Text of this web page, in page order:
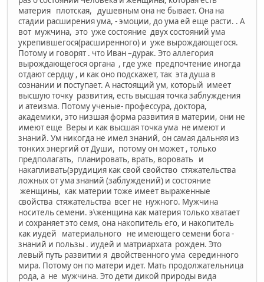
материя плотская, душевным она не бывает. Она на
стадии расширения ума, - эмоции, до ума ей еще расти. . А
вот мужчина, это уже состояние двух состояний ума
укрепившегося(расширенного) и уже вырождающегося.
Потому и говорят . что Иван –дурак. Это аллегория
вырождающегося органа , где уже предпочтение иногда
отдают сердцу , и как оно подскажет, так эта душа в
сознании и поступает. А настоящий ум, который имеет
высшую точку развития, есть высшая точка заблуждения
и атеизма. Потому ученые- профессура, доктора,
академики, это низшая форма развития в материи, они не
имеют еще Веры и как высшая точка ума не имеют и
знаний. Ум никогда не имел знаний, он самая дальняя из
тонких энергий от Души, потому он может , только
предполагать, планировать, врать, воровать и
накапливать(эрудиция как свой свойство стяжательства
ложных от ума знаний (заблуждений) и состояние
женщины, как материи тоже имеет выраженные
свойства стяжательства всег не нужного. Мужчина
носитель семени. э\женщина как материя только хватает
и сохраняет это семя, она накопитель его, и накопитель
как иудей материального не имеющего семени бога -
знаний и пользы . иудей и матриархата рожден. Это
левый путь развитии я двойственного ума серединного
мира. Потому он по матери идет. Мать продолжательница
рода, а не мужчина. Это дети дикой природы вида